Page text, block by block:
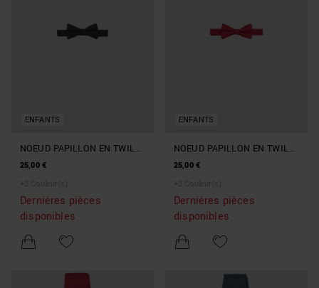
ENFANTS
NOEUD PAPILLON EN TWILL
DE SOIE
25,00 €
+ 3 Couleur(s)
Dernières pièces
disponibles
ENFANTS
NOEUD PAPILLON EN TWILL
DE SOIE
25,00 €
+ 3 Couleur(s)
Dernières pièces
disponibles